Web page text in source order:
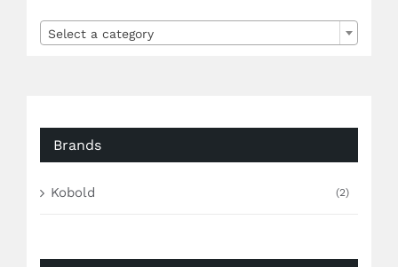
Select a category
Brands
Kobold (2)